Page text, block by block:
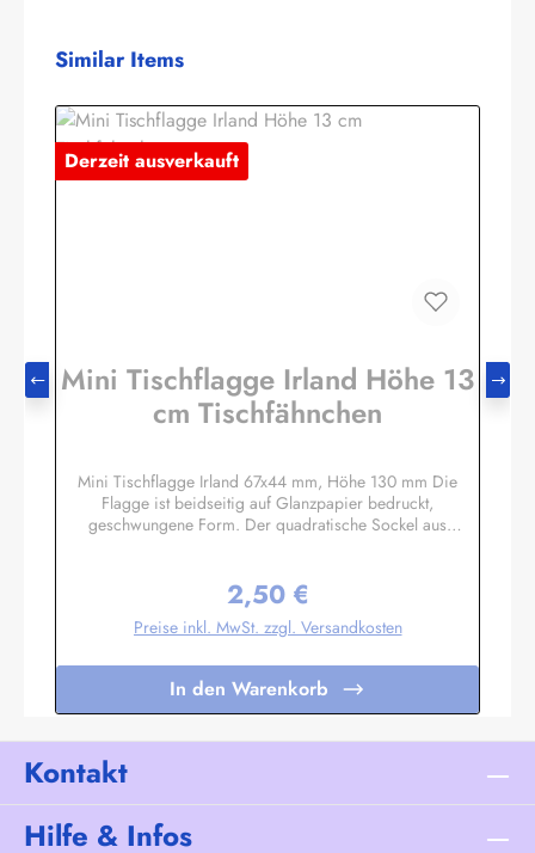
Produktgalerie überspringen
Similar Items
Derzeit ausverkauft
Mini Tischflagge Irland Höhe 13
cm Tischfähnchen
Mini Tischflagge Irland 67x44 mm, Höhe 130 mm Die
Flagge ist beidseitig auf Glanzpapier bedruckt,
geschwungene Form. Der quadratische Sockel aus
wird. Auf den 4 schrägen Flächen können Sie bei Bedarf
kleine Schildchen anbringen. Somit eignet sich diese
Tischflagge auch hervorragend als Werbegeschenk oder
lieferbar. Unser Standardprogramm umfasst alle Nationen,
deutsche und österreichische Bundesländer, Regionen und
Sondermotive wie Regenbogen, Pirat
etc.Sonderanfertigungen nach Ihren Vorgaben sind bereits
in Kleinstauflagen ab 20 Stück pro Motiv möglich,
Regulärer Preis:
2,50 €
Preise inkl. MwSt. zzgl. Versandkosten
In den Warenkorb
Kontakt
Hilfe & Infos